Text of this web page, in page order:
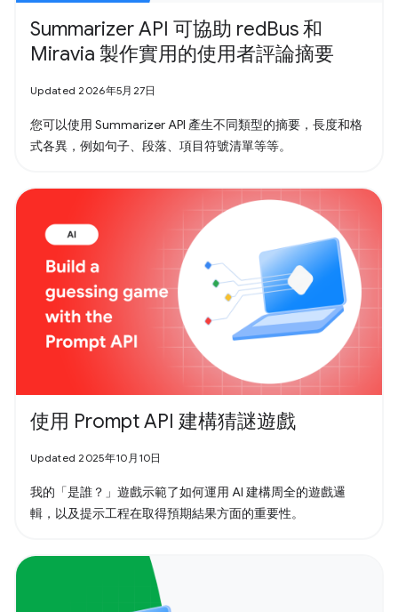
Summarizer API 可協助 redBus 和
Miravia 製作實用的使用者評論摘要
Updated 2026年5月27日
您可以使用 Summarizer API 產生不同類型的摘要，長度和格
式各異，例如句子、段落、項目符號清單等等。
使用 Prompt API 建構猜謎遊戲
Updated 2025年10月10日
我的「是誰？」遊戲示範了如何運用 AI 建構周全的遊戲邏
輯，以及提示工程在取得預期結果方面的重要性。